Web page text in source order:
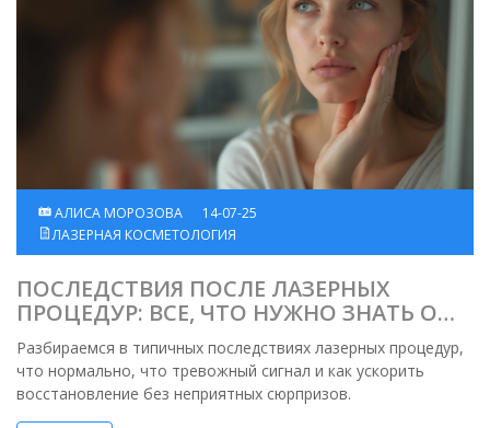
АЛИСА МОРОЗОВА
14-07-25
ЛАЗЕРНАЯ КОСМЕТОЛОГИЯ
ПОСЛЕДСТВИЯ ПОСЛЕ ЛАЗЕРНЫХ
ПРОЦЕДУР: ВСЕ, ЧТО НУЖНО ЗНАТЬ О
БЕЗОПАСНОСТИ И ВОССТАНОВЛЕНИИ
Разбираемся в типичных последствиях лазерных процедур,
что нормально, что тревожный сигнал и как ускорить
восстановление без неприятных сюрпризов.